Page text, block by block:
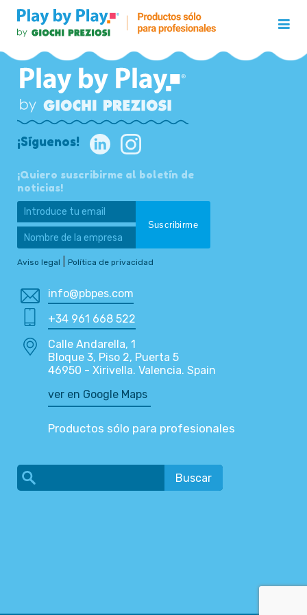
¡Síguenos!
¡Quiero suscribirme al boletín de
noticias!
Aviso legal Política de privacidad
info@pbpes.com
+34 961 668 522
Calle Andarella, 1
Bloque 3, Piso 2, Puerta 5
46950 - Xirivella. Valencia. Spain
ver en Google Maps
Productos sólo para profesionales
Buscar